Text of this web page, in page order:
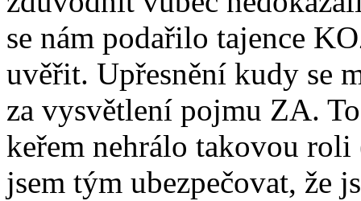
se nám podařilo tajence
uvěřit. Upřesnění kudy se
za vysvětlení pojmu ZA.
keřem nehrálo takovou
jsem tým ubezpečovat, že